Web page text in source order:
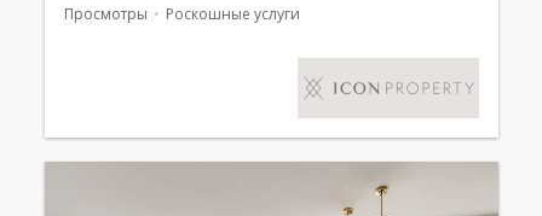
Просмотры Роскошные услуги